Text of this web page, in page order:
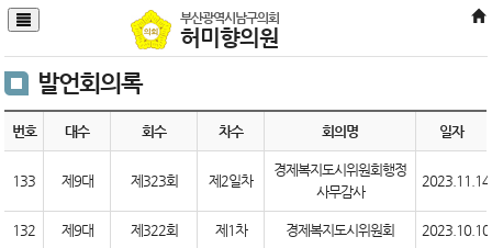
본문바로가기
부산광역시남구의회
허미향의원
발언회의록
번호 대수 회수 차수 회의명 일자
133 제9대 제323회 제2일차
경제복지도시위원회행정
사무감사
2023.11.14
132 제9대 제322회 제1차 경제복지도시위원회 2023.10.10